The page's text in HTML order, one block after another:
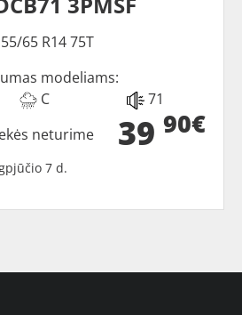
65 R14 75T
modeliams:
C 71
39 90€
neturime
7 d.